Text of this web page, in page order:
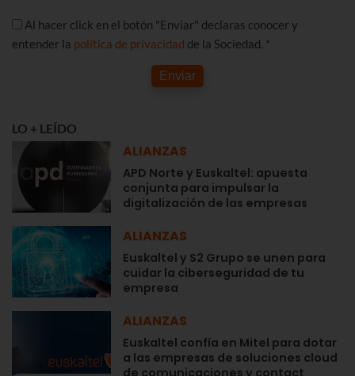
Al hacer click en el botón "Enviar" declaras conocer y
entender la política de privacidad de la Sociedad. *
Enviar
LO + LEÍDO
ALIANZAS
APD Norte y Euskaltel: apuesta
conjunta para impulsar la
digitalización de las empresas
ALIANZAS
Euskaltel y S2 Grupo se unen para
cuidar la ciberseguridad de tu
empresa
ALIANZAS
Euskaltel confía en Mitel para dotar
a las empresas de soluciones cloud